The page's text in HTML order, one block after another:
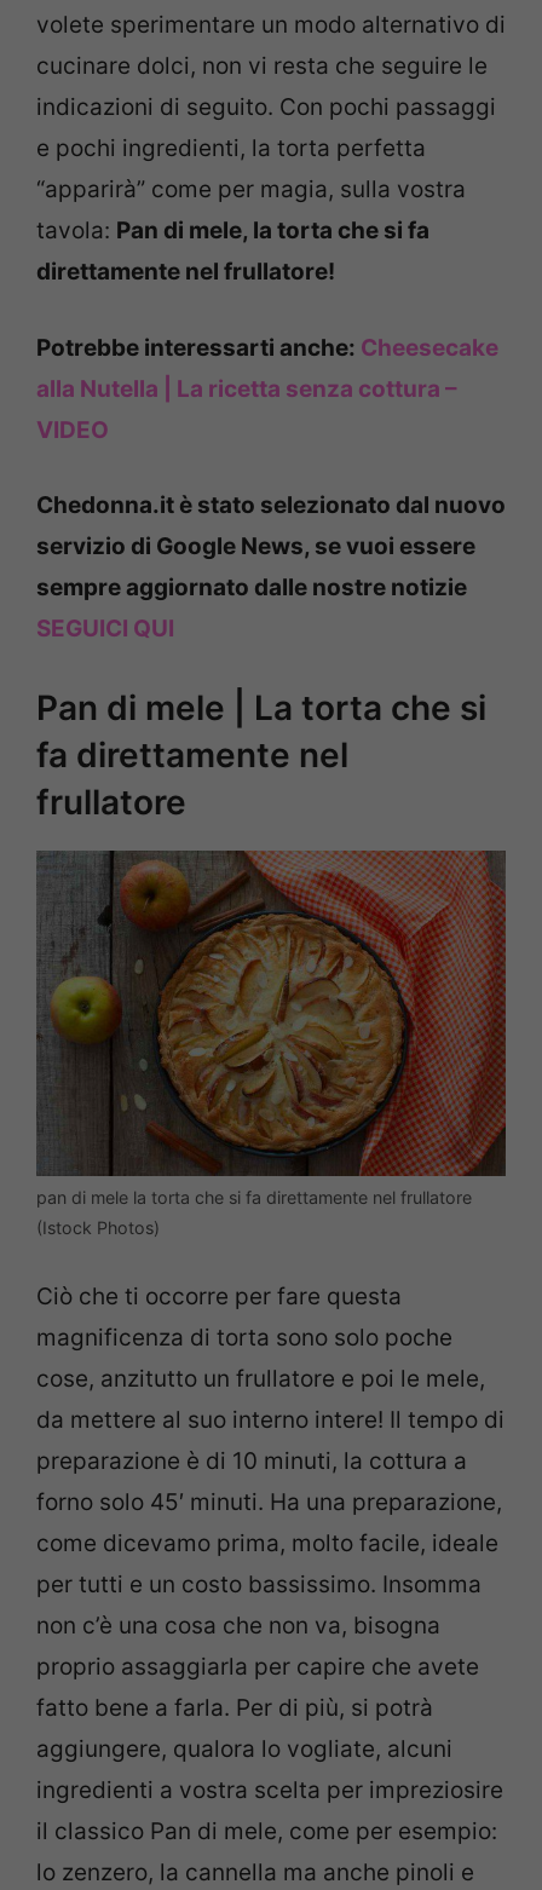
volete sperimentare un modo alternativo di
cucinare dolci, non vi resta che seguire le
indicazioni di seguito. Con pochi passaggi
e pochi ingredienti, la torta perfetta
“apparirà” come per magia, sulla vostra
tavola: Pan di mele, la torta che si fa
direttamente nel frullatore!
Potrebbe interessarti anche: Cheesecake
alla Nutella | La ricetta senza cottura –
VIDEO
Chedonna.it è stato selezionato dal nuovo
servizio di Google News, se vuoi essere
sempre aggiornato dalle nostre notizie
SEGUICI QUI
Pan di mele | La torta che si
fa direttamente nel
frullatore
pan di mele la torta che si fa direttamente nel frullatore
(Istock Photos)
Ciò che ti occorre per fare questa
magnificenza di torta sono solo poche
cose, anzitutto un frullatore e poi le mele,
da mettere al suo interno intere! Il tempo di
preparazione è di 10 minuti, la cottura a
forno solo 45′ minuti. Ha una preparazione,
come dicevamo prima, molto facile, ideale
per tutti e un costo bassissimo. Insomma
non c’è una cosa che non va, bisogna
proprio assaggiarla per capire che avete
fatto bene a farla. Per di più, si potrà
aggiungere, qualora lo vogliate, alcuni
ingredienti a vostra scelta per impreziosire
il classico Pan di mele, come per esempio:
lo zenzero, la cannella ma anche pinoli e